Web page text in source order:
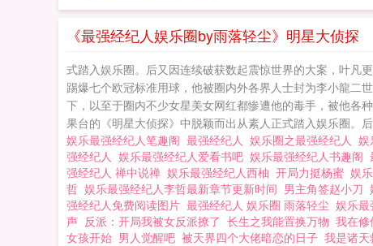
成为他手里的王牌
《最强经纪人娱乐圈by雨落轻尘》明星大侦探
式踏入娱乐圈。后又因连续破获数起震惊世界的大案，叶凡
踢爆七个欧冠标准用球，他被圈内外各界人士封为李小龍二
下，以至于圈内不少女星美女网红都惨遭他的毒手，被他各
果台的《明星大侦探》中脱颖而出从素人正式踏入娱乐圈。
娱乐最强经纪人笔趣阁 最强经纪人 娱乐圈之最强经纪人 娱
强经纪人 娱乐最强经纪人爱看书吧 娱乐最强经纪人书趣阁
强经纪人 禅中说禅 娱乐最强经纪人西柚 开局力挺杨蜜 娱
哲 娱乐最强经纪人李哲最新章节更新时间 男主角签赵小刀
强经纪人免费阅读图片 最强经纪人 娱乐圈 雨落轻尘 娱乐
声 反派：开局我被女反派撩了 长生之我能置换万物 我在
女孩开始 男人觉醒吧 被天界四个大佬暗恋的日子 我是诸天